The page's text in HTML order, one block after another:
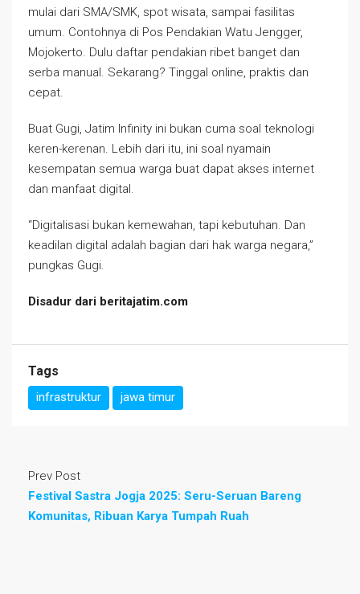
mulai dari SMA/SMK, spot wisata, sampai fasilitas
umum. Contohnya di Pos Pendakian Watu Jengger,
Mojokerto. Dulu daftar pendakian ribet banget dan
serba manual. Sekarang? Tinggal online, praktis dan
cepat.
Buat Gugi, Jatim Infinity ini bukan cuma soal teknologi
keren-kerenan. Lebih dari itu, ini soal nyamain
kesempatan semua warga buat dapat akses internet
dan manfaat digital.
“Digitalisasi bukan kemewahan, tapi kebutuhan. Dan
keadilan digital adalah bagian dari hak warga negara,”
pungkas Gugi.
Disadur dari beritajatim.com
Tags
infrastruktur jawa timur
Prev Post
Festival Sastra Jogja 2025: Seru-Seruan Bareng
Komunitas, Ribuan Karya Tumpah Ruah